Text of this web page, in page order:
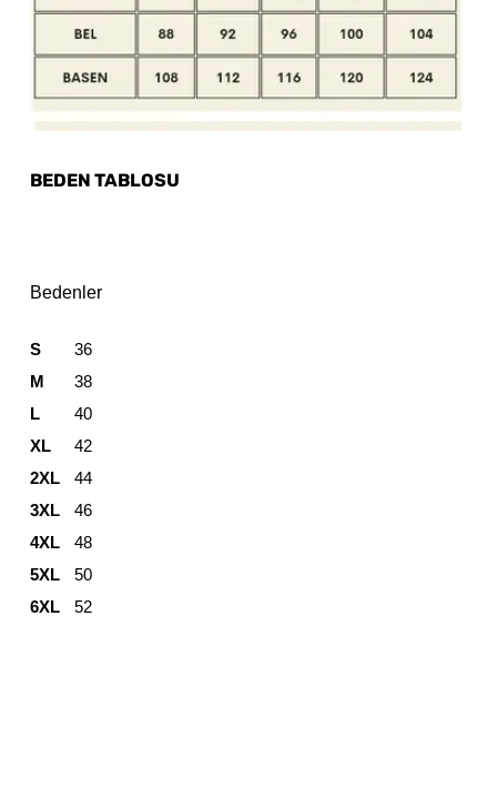
BEDEN TABLOSU
Bedenler
S
36
M
38
L
40
XL
42
2XL
44
3XL
46
4XL
48
5XL
50
6XL
52